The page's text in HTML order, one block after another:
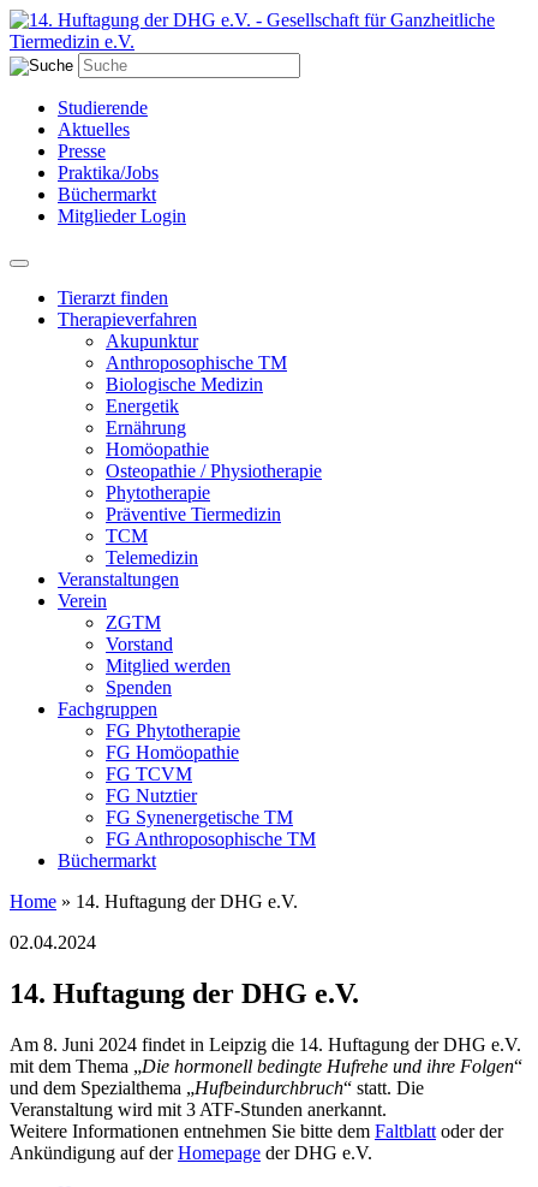
Studierende
Aktuelles
Presse
Praktika/Jobs
Büchermarkt
Mitglieder Login
Tierarzt finden
Therapieverfahren
Akupunktur
Anthroposophische TM
Biologische Medizin
Energetik
Ernährung
Homöopathie
Osteopathie / Physiotherapie
Phytotherapie
Präventive Tiermedizin
TCM
Telemedizin
Veranstaltungen
Verein
ZGTM
Vorstand
Mitglied werden
Spenden
Fachgruppen
FG Phytotherapie
FG Homöopathie
FG TCVM
FG Nutztier
FG Synenergetische TM
FG Anthroposophische TM
Büchermarkt
Home » 14. Huftagung der DHG e.V.
02.04.2024
14. Huftagung der DHG e.V.
Am 8. Juni 2024 findet in Leipzig die 14. Huftagung der DHG e.V.
mit dem Thema „Die hormonell bedingte Hufrehe und ihre Folgen“
und dem Spezialthema „Hufbeindurchbruch“ statt. Die
Veranstaltung wird mit 3 ATF-Stunden anerkannt.
Weitere Informationen entnehmen Sie bitte dem Faltblatt oder der
Ankündigung auf derHomepage der DHG e.V.